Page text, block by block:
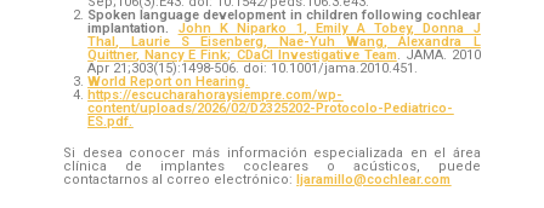
Spoken language development in children following cochlear
implantation. John K Niparko 1, Emily A Tobey,
Donna J
Thal, Laurie S Eisenberg, Nae-Yuh Wang,Alexandra L
Quittner, Nancy E Fink; CDaCI Investigative Team. JAMA. 2010
Apr 21;303(15):1498-506. doi: 10.1001/jama.2010.451.
World Report on Hearing.
https://escucharahoraysiempre.com/wp-
content/uploads/2026/02/D2325202-Protocolo-Pediatrico-
ES.pdf.
Si desea conocer más información especializada en el área
clínica de implantes cocleares o acústicos, puede
contactarnos al correo electrónico: ljaramillo@cochlear.com